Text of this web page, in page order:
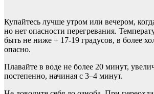
Купайтесь лучше утром или вечером,
но нет опасности перегревания.
быть не ниже + 17-19 градусов, в более
опасно.
Плавайте в воде не более 20 минут,
постепенно, начиная с 3–4 минут.